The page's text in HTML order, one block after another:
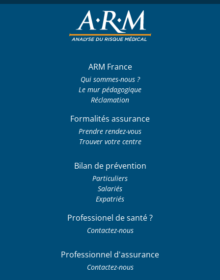
ARM France
Qui sommes-nous ?
Le mur pédagogique
Réclamation
Formalités assurance
Prendre rendez-vous
Trouver votre centre
Bilan de prévention
Particuliers
Salariés
Expatriés
Professionel de santé ?
Contactez-nous
Professionnel d'assurance
Contactez-nous